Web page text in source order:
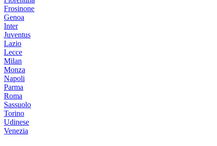
Frosinone
Genoa
Inter
Juventus
Lazio
Lecce
Milan
Monza
Napoli
Parma
Roma
Sassuolo
Torino
Udinese
Venezia